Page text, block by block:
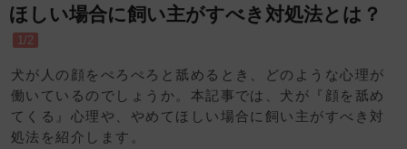
ほしい場合に飼い主がすべき対処法とは？
1/2
犬が人の顔をぺろぺろと舐めるとき、どのような心理が
働いているのでしょうか。本記事では、犬が『顔を舐め
てくる』心理や、やめてほしい場合に飼い主がすべき対
処法を紹介します。